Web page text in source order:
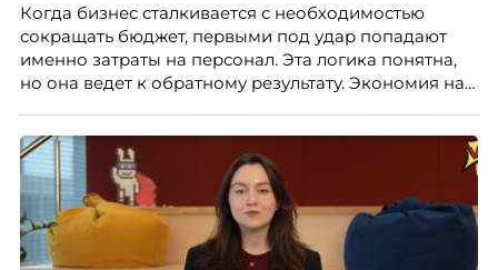
Когда бизнес сталкивается с необходимостью
сокращать бюджет, первыми под удар попадают
именно затраты на персонал. Эта логика понятна,
но она ведет к обратному результату. Экономия на
значит – сокращает доходы бизнеса.